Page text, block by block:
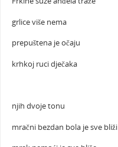
grlice više nema
prepuštena je očaju
krhkoj ruci dječaka
njih dvoje tonu
mračni bezdan bola je sve bliži